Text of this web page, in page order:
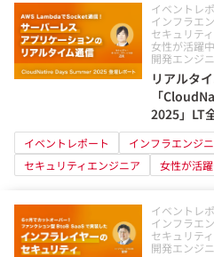
イベントレ
インフラエ
セキュリテ
女性が活躍中
開発エンジ
リアルタ
「
2025」LT
イベントレポート
インフラエンジ
セキュリティエンジニア
女性が活
イベントレ
インフラエ
セキュリテ
開発エンジ